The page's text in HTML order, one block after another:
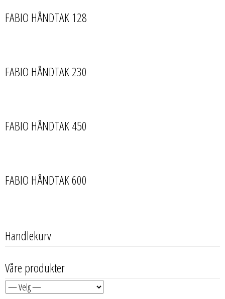
FABIO HÅNDTAK 128
FABIO HÅNDTAK 230
FABIO HÅNDTAK 450
FABIO HÅNDTAK 600
Handlekurv
Våre produkter